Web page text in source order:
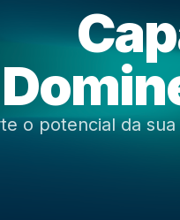
o potencial da